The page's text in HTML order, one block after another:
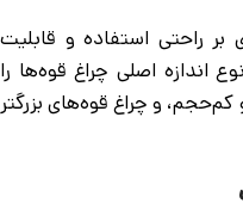
بر راحتی استفاده و قابلیت
اندازه اصلی چراغ قوه‌ها را
و چراغ قوه‌های بزرگتر